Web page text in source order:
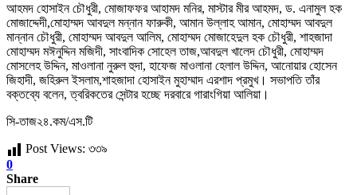
আহমদ হোসাইন চৌধুরী, মোজাফফর আহামদ মনির, মাস্টার মীর আহমদ, ড. এনামুল হক
মোজাদ্দেদী,মোহাম্মদ আবদুল মন্নান ফারুকী, আমান উল্লাহ আমান, মোহাম্মদ আবদুল
মান্নান চৌধুরী, মোহাম্মদ আবদুল আলিম, মোহাম্মদ মোজাহেদুল হক চৌধুরী, শাহজাদা
মোহাম্মদ মঈনুদ্দিন মজিদী, সাংবাদিক সোহেল তাজ,আবদুল খালেদ চৌধুরী, মোহাম্মদ
মোসলেহ উদ্দিন, মাওলানা নুরুল হুদা, হাফেজ মাওলানা হেলাল উদ্দিন, আনোয়ার হোসেন
জিহাদী, জহিরুল ইসলাম,শাহজাদা হোসাইন মুহাম্মাদ এরশাদ প্রমুখ। সভাপতি তাঁর
বক্তব্যে বলেন, ত্বরিকতের সেন্টার হচ্ছে দরবারে গারাংগিয়া আলিয়া।
সি-তাজ২৪.কম/এস.টি
Post Views: ৩৩৯
0
Share